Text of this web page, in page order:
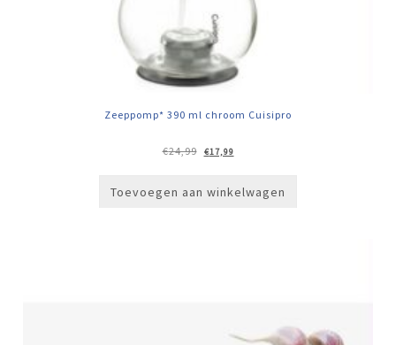
Zeeppomp* 390 ml chroom Cuisipro
€24,99
Oorspronkelijke
prijs
€17,99Huidige
prijs
Toevoegen aan winkelwagen